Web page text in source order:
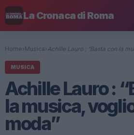
La Cronaca di Roma
Home› Musica› Achille Lauro : “Basta con la
MUSICA
Achille Lauro :
la musica,
moda”